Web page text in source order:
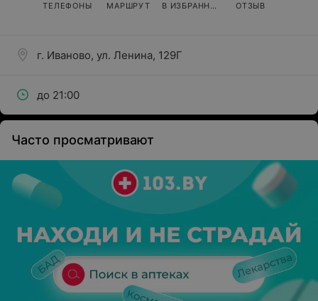
г. Иваново, ул. Ленина, 129Г
до 21:00
ТЕЛЕФОНЫ МАРШРУТ В ИЗБРАННОЕ ОТЗЫВ
Часто просматривают